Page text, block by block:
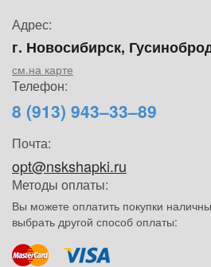
Адрес:
г. Новосибирск,
см.на карте
Телефон:
8 (913) 943–33–89
Почта:
opt@nskshapki.ru
Методы оплаты:
Вы можете оплатить покупки
выбрать другой способ оплаты: